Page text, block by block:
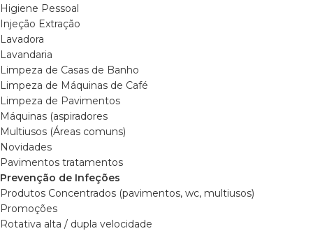
Higiene Pessoal
Injeção Extração
Lavadora
Lavandaria
Limpeza de Casas de Banho
Limpeza de Máquinas de Café
Limpeza de Pavimentos
Máquinas (aspiradores
Multiusos (Áreas comuns)
Novidades
Pavimentos tratamentos
Prevenção de Infeções
Produtos Concentrados (pavimentos, wc, multiusos)
Promoções
Rotativa alta / dupla velocidade